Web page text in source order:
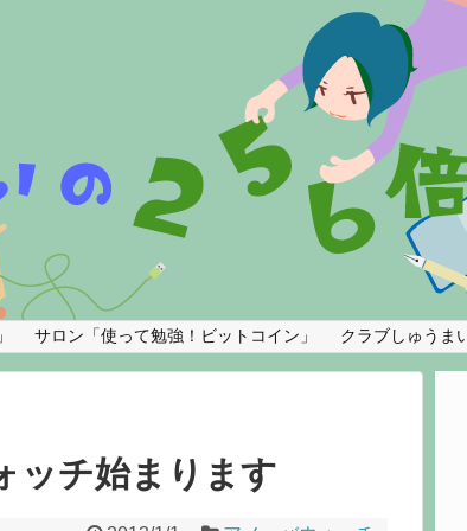
サロン「使って勉強！ビットコイン」 クラブしゅうま
ッチ始まります